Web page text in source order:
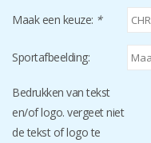
Maak een keuze: *
Sportafbeelding:
Bedrukken van tekst
en/of logo. vergeet niet
de tekst of logo te